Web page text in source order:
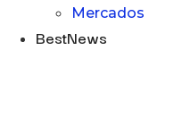
Mercados
BestNews